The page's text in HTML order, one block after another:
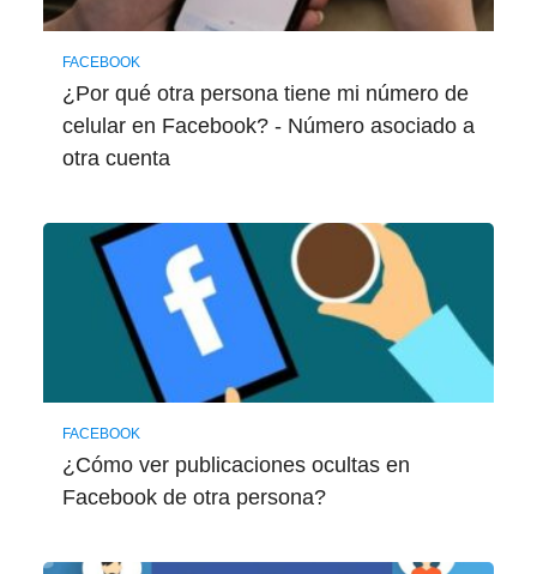
FACEBOOK
¿Por qué otra persona tiene mi número de
celular en Facebook? - Número asociado a
otra cuenta
FACEBOOK
¿Cómo ver publicaciones ocultas en
Facebook de otra persona?